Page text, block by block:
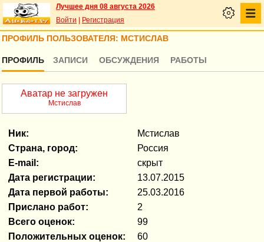
Лучшее дня 08 августа 2026
Войти
Регистрация
ПРОФИЛЬ ПОЛЬЗОВАТЕЛЯ: МСТИСЛАВ
ПРОФИЛЬ ЗАПИСИ ОБСУЖДЕНИЯ РАБОТЫ
Аватар не загружен
Мстислав
Ник:
Мстислав
Страна, город:
Россия
E-mail:
скрыт
Дата регистрации:
13.07.2015
Дата первой работы:
25.03.2016
Прислано работ:
2
Всего оценок:
99
Положительных оценок:
60